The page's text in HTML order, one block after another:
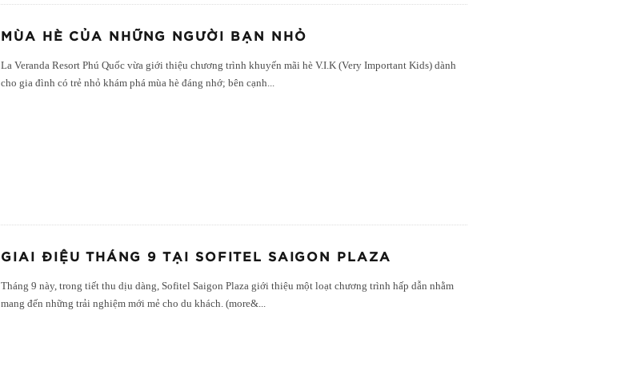
MÙA HÈ CỦA NHỮNG NGƯỜI BẠN NHỎ
La Veranda Resort Phú Quốc vừa giới thiệu chương trình khuyến mãi hè V.I.K (Very Important Kids) dành
cho gia đình có trẻ nhỏ khám phá mùa hè đáng nhớ; bên cạnh...
GIAI ĐIỆU THÁNG 9 TẠI SOFITEL SAIGON PLAZA
Tháng 9 này, trong tiết thu dịu dàng, Sofitel Saigon Plaza giới thiệu một loạt chương trình hấp dẫn nhằm
mang đến những trải nghiệm mới mẻ cho du khách. (more&...